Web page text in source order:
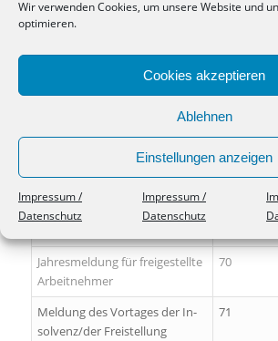
Wir verwenden Cookies, um unsere Website und
optimieren.
Cookies akzeptieren
Ablehnen
Einstellungen anzeigen
Impressum /
Datenschutz
Impressum /
Datenschutz
Meldungen hinsichtlich der
Unfallversicherung
MELDEGRUND
Schlüsselzahlen zu
Meldungen in
Insolvenzfällen
Jah­res­mel­dung für frei­ge­stell­te
Ar­beit­neh­mer
70
Mel­dung des Vor­ta­ges der In­
sol­venz/​der Frei­stel­lung
71